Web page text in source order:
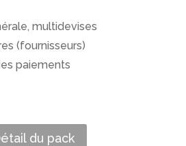
multidevises
(fournisseurs)
paiements
du pack